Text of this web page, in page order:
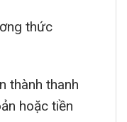
thức
thành thanh
hoặc tiền